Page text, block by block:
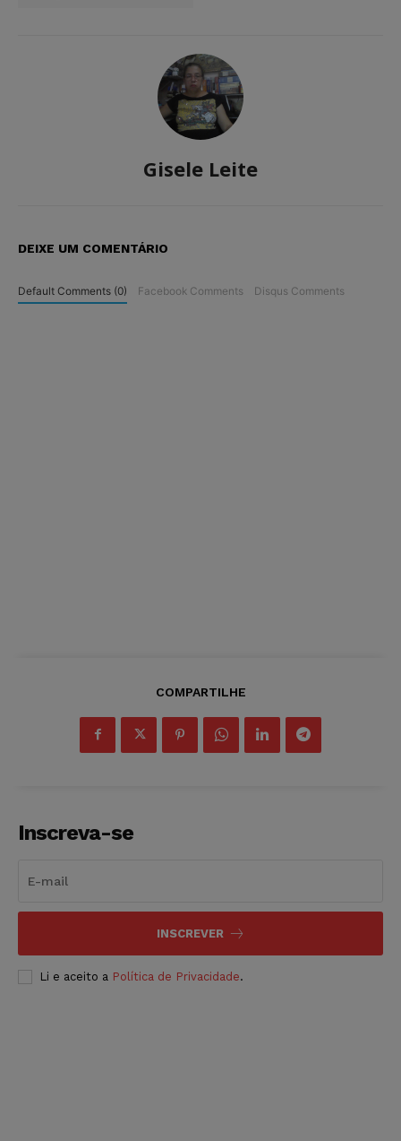
Gisele Leite
DEIXE UM COMENTÁRIO
Default Comments (0) Facebook Comments Disqus Comments
COMPARTILHE
Inscreva-se
INSCREVER
Li e aceito a Política de Privacidade.